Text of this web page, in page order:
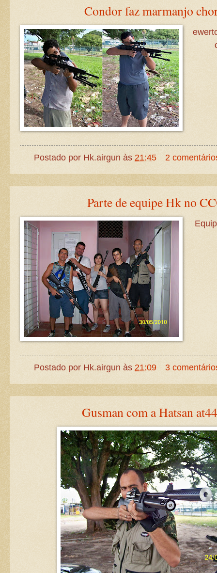
Condor faz marmanjo
Postado por Hk.airgun às21:45 2
Parte de equipe Hk no
Postado por Hk.airgun às21:09 3
Gusman com a Hatsan